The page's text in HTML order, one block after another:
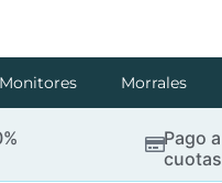
Monitores Morrales
Pago a
cuotas